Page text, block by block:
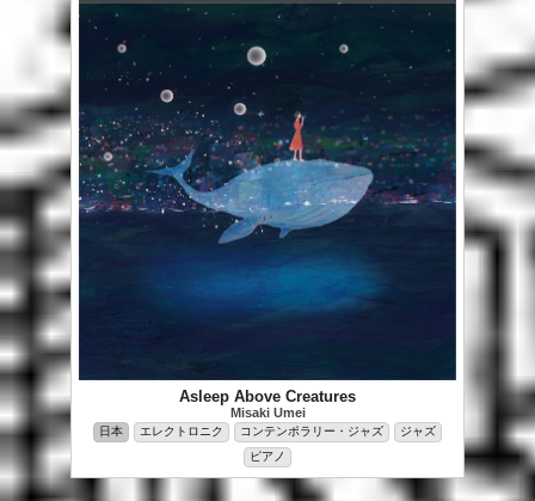
Asleep Above Creatures
Misaki Umei
日本 エレクトロニク コンテンポラリー・ジャズ
ジャズ
ピアノ